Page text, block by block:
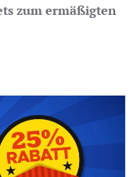
zum ermäßigten